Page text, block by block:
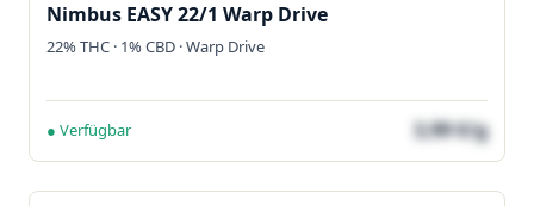
Nimbus EASY 22/1 Warp Drive
22% THC · 1% CBD · Warp Drive
● Verfügbar 3,99 €/g